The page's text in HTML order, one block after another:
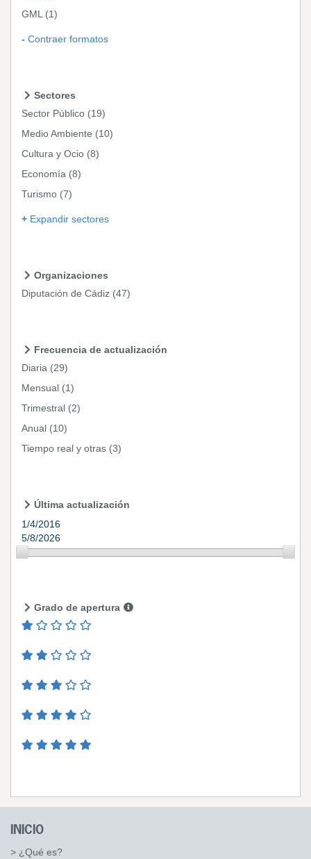
GML (1)
Contraer formatos
Sectores
Sector Público (19)
Medio Ambiente (10)
Cultura y Ocio (8)
Economía (8)
Turismo (7)
Expandir sectores
Organizaciones
Diputación de Cádiz (47)
Frecuencia de actualización
Diaria (29)
Mensual (1)
Trimestral (2)
Anual (10)
Tiempo real y otras (3)
Última actualización
1/4/2016
5/8/2026
Grado de apertura
INICIO
> ¿Qué es?